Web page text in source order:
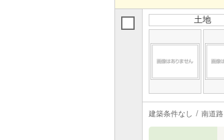
土地
建築条件なし 南道路